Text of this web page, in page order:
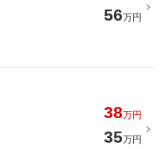
56万円
38万円
35万円